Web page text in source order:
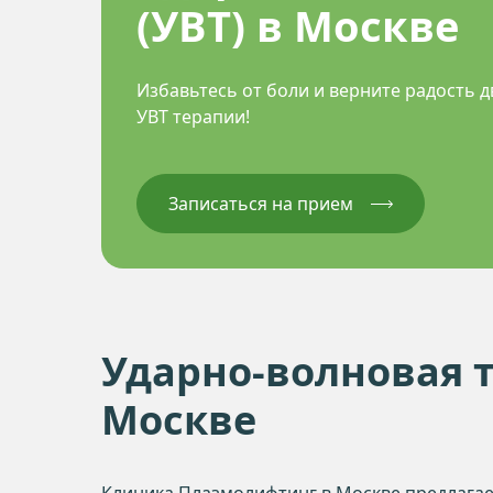
Лечебные блокады
Полимолочный биолифтинг
(УВТ) в Москве
Избавьтесь от боли и верните
УВТ терапии!
Записаться на прием
Ударно-волновая
Москве